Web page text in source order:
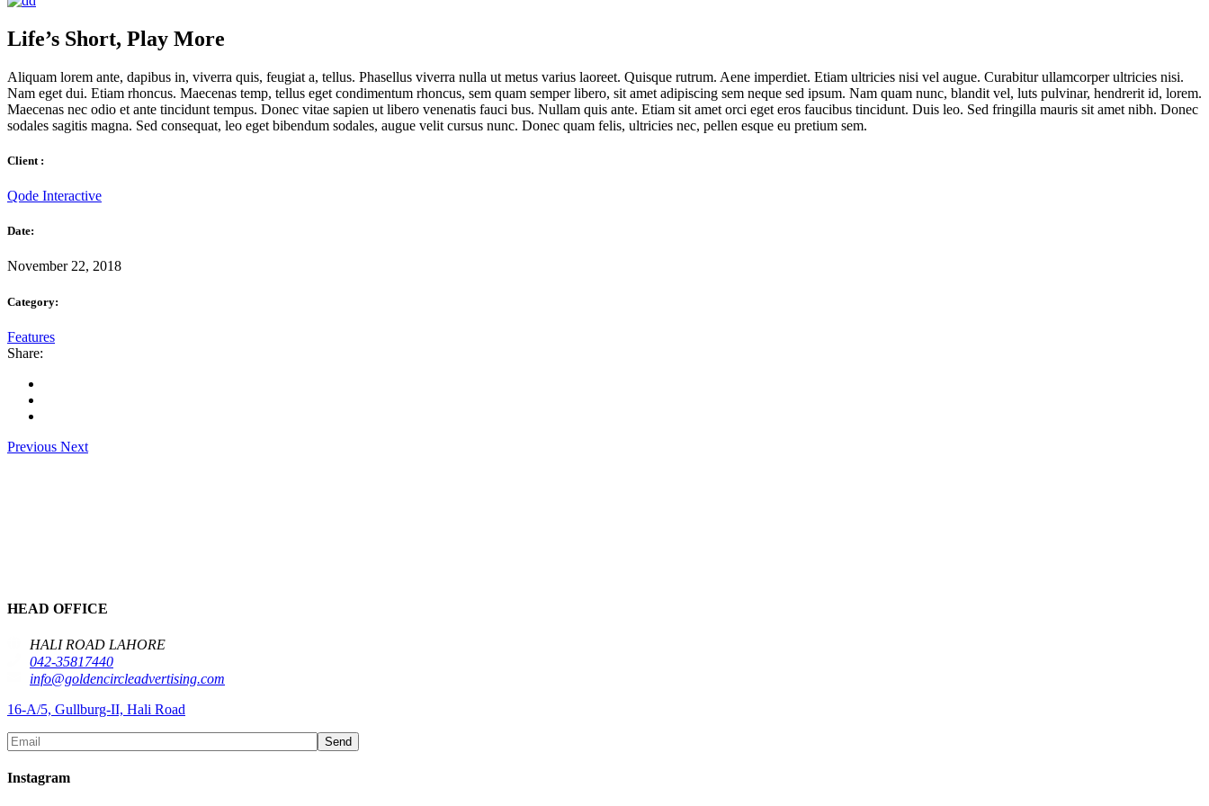
Life’s Short, Play More
Aliquam lorem ante, dapibus in, viverra quis, feugiat a, tellus. Phasellus viverra nulla ut metus varius laoreet. Quisque rutrum. Aene imperdiet. Etiam ultricies nisi vel augue. Curabitur ullamcorper ultricies nisi.
Nam eget dui. Etiam rhoncus. Maecenas temp, tellus eget condimentum rhoncus, sem quam semper libero, sit amet adipiscing sem neque sed ipsum. Nam quam nunc, blandit vel, luts pulvinar, hendrerit id, lorem.
Maecenas nec odio et ante tincidunt tempus. Donec vitae sapien ut libero venenatis fauci bus. Nullam quis ante. Etiam sit amet orci eget eros faucibus tincidunt. Duis leo. Sed fringilla mauris sit amet nibh. Donec
sodales sagitis magna. Sed consequat, leo eget bibendum sodales, augue velit cursus nunc. Donec quam felis, ultricies nec, pellen esque eu pretium sem.
Client :
Qode Interactive
Date:
November 22, 2018
Category:
Features
Share:
Previous Next
HEAD OFFICE
HALI ROAD LAHORE
042-35817440
info@goldencircleadvertising.com
16-A/5, Gullburg-II, Hali Road
Send
Instagram